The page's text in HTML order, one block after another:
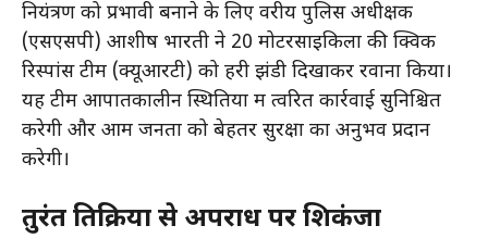
नियंत्रण को प्रभावी बनाने के लिए वरीय पुलिस अधीक्षक
(एसएसपी) आशीष भारती ने 20 मोटरसाइकिलों की क्विक
रिस्पांस टीम (क्यूआरटी) को हरी झंडी दिखाकर रवाना किया।
यह टीम आपातकालीन स्थितियों में त्वरित कार्रवाई सुनिश्चित
करेगी और आम जनता को बेहतर सुरक्षा का अनुभव प्रदान
करेगी।
तुरंत प्रतिक्रिया से अपराध पर शिकंजा